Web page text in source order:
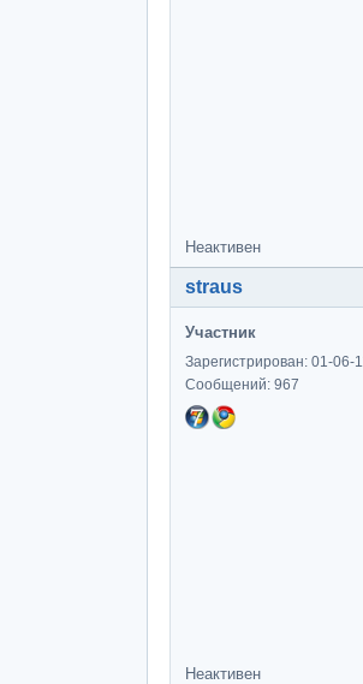
Неактивен
straus
Участник
Зарегистрирован: 01-06-
Сообщений: 967
Неактивен